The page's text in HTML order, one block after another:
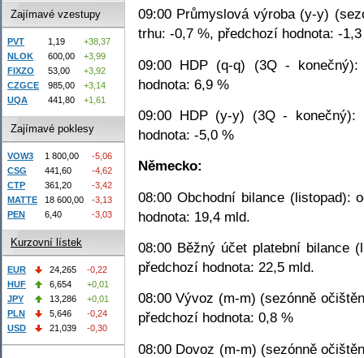
09:00 Průmyslová výroba (y-y)
trhu: -0,7 %, předchozí hodnota: -
09:00 HDP (q-q) (3Q -
hodnota: 6,9 %
09:00 HDP (y-y) (3Q - konečný):
hodnota: -5,0 %
Německo:
08:00 Obchodní bilance (listopad):
hodnota: 19,4 mld.
08:00 Běžný účet platební bilance
předchozí hodnota: 22,5 mld.
08:00 Vývoz (m-m) (sezónně
předchozí hodnota: 0,8 %
08:00 Dovoz (m-m) (sezónně
Zajímavé vzestupy
PVT 1,19
+38,37
NLOK
600,00
+3,99
FIXZO
53,00
+3,92
CZGCE
985,00
+3,14
UQA
441,80 +1,61
Zajímavé poklesy
VOW3 1 800,00
-5,06
CSG
441,60
-4,62
CTP
361,20
-3,42
MATTE
18 600,00
-3,13
PEN
6,40 -3,03
Kurzovní lístek
EUR 24,265
-0,22
HUF
6,654
+0,01
JPY
13,286
+0,01
PLN
5,646
-0,24
USD
21,039 -0,30